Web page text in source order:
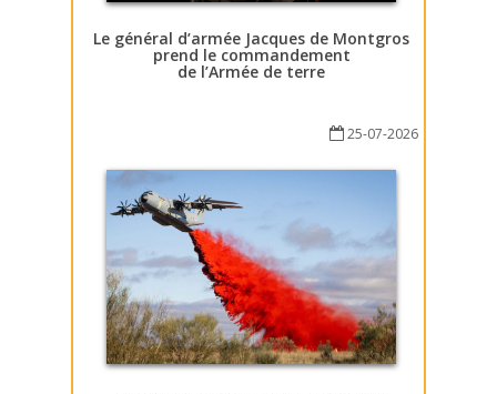
Le général d’armée Jacques de Montgros
prend le commandement
de l’Armée de terre
25-07-2026